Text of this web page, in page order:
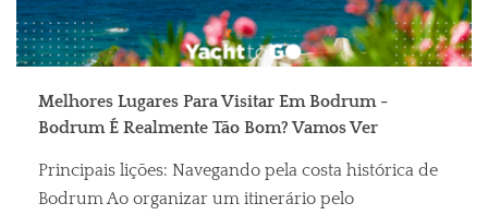
Melhores Lugares Para Visitar Em Bodrum -
Bodrum É Realmente Tão Bom? Vamos Ver
Principais lições: Navegando pela costa histórica de
Bodrum Ao organizar um itinerário pelo